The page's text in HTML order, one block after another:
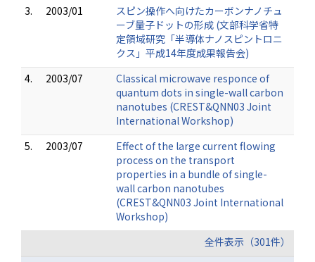
3. 2003/01
スピン操作へ向けたカーボンナノチュ
ーブ量子ドットの形成 (文部科学省特
定領域研究「半導体ナノスピントロニ
クス」平成14年度成果報告会)
4.
2003/07
Classical microwave responce of
quantum dots in single-wall carbon
nanotubes (CREST&QNN03 Joint
International Workshop)
5.
2003/07
Effect of the large current flowing
process on the transport
properties in a bundle of single-
wall carbon nanotubes
(CREST&QNN03 Joint International
Workshop)
全件表示（301件）